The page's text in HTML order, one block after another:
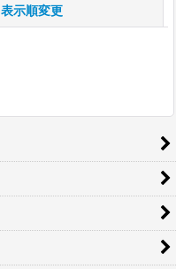
表示順変更